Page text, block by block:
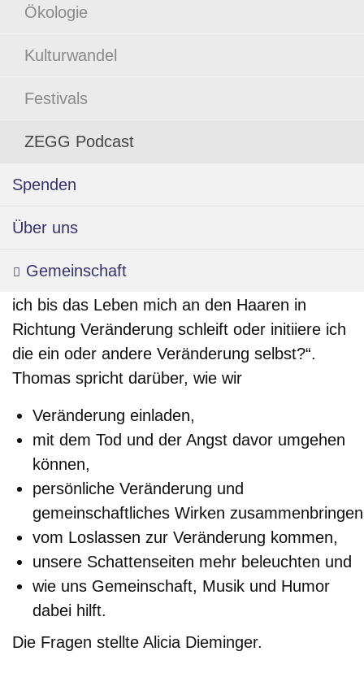
Unterkünfte
ZEGG Urlaub & Retreat
Gutscheine
Ökologie
Kulturwandel
Festivals
ZEGG Podcast
Spenden
Über uns
Gemeinschaft & Lernort
Kerngedanken, Werte & Awareness
Kennenlernen
Kontakt & Anfahrt
Offene Stellen
Gemeinschaft
Veröffentlicht: 31. März 2024
Ostern als eine Zeit für Loslassen und neu
Kampfkünstler, spiritueller Lehrer und gestaltet
beleuchtet tiefer, warum die kleinen Tode und
Musik, Tanz, Freude und Freiwilligkeit: „Warte
ich bis das Leben mich an den Haaren in
Richtung Veränderung schleift oder initiiere ich
die ein oder andere Veränderung selbst?“.
Thomas spricht darüber, wie wir
Veränderung einladen,
mit dem Tod und der Angst davor umgehen
können,
persönliche Veränderung und
gemeinschaftliches Wirken
vom Loslassen zur Veränderung kommen,
unsere Schattenseiten mehr beleuchten und
wie uns Gemeinschaft, Musik und Humor
dabei hilft.
Die Fragen stellte Alicia Dieminger.